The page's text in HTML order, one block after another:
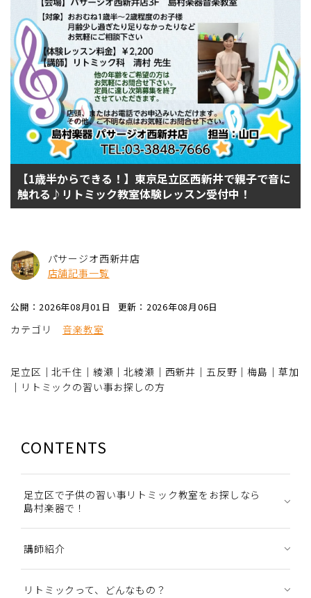
【1歳半からできる！】東京足立区西新井で親子で音に
触れる♪リトミック教室体験レッスン受付中！
パサージオ西新井店
店舗記事一覧
公開：2026年08月01日 更新：2026年08月06日
カテゴリ 音楽教室
足立区｜北千住｜綾瀬｜北綾瀬｜西新井｜五反野｜梅島｜草加
｜リトミックの習い事お探しの方
CONTENTS
足立区で子供の習い事リトミック教室をお探しなら
島村楽器で！
講師紹介
リトミックって、どんなもの？